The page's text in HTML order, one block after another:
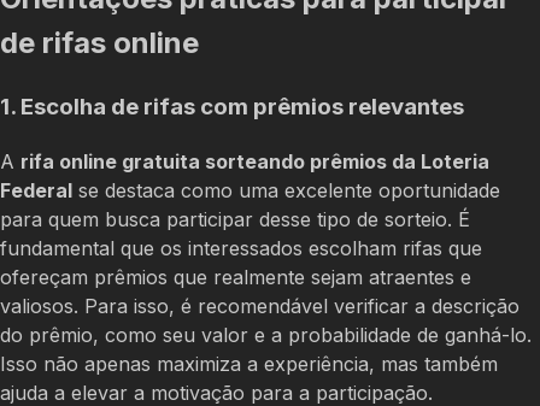
de rifas online
1. Escolha de rifas com prêmios relevantes
A rifa online gratuita sorteando prêmios da Loteria
Federal se destaca como uma excelente oportunidade
para quem busca participar desse tipo de sorteio. É
fundamental que os interessados escolham rifas que
ofereçam prêmios que realmente sejam atraentes e
valiosos. Para isso, é recomendável verificar a descrição
do prêmio, como seu valor e a probabilidade de ganhá-lo.
Isso não apenas maximiza a experiência, mas também
ajuda a elevar a motivação para a participação.